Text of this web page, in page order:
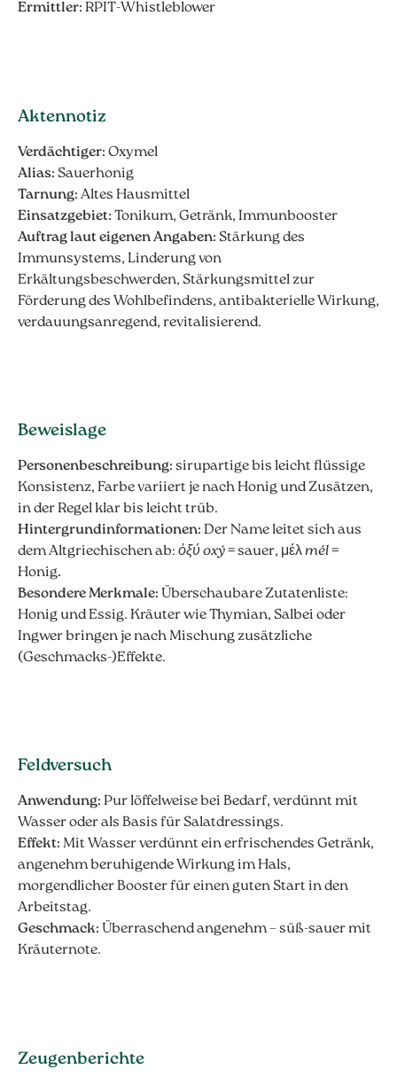
Ermittler: RPIT-Whistleblower
Aktennotiz
Verdächtiger: Oxymel
Alias: Sauerhonig
Tarnung: Altes Hausmittel
Einsatzgebiet: Tonikum, Getränk, Immunbooster
Auftrag laut eigenen Angaben: Stärkung des
Immunsystems, Linderung von
Erkältungsbeschwerden, Stärkungsmittel zur
Förderung des Wohlbefindens, antibakterielle Wirkung,
verdauungsanregend, revitalisierend.
Beweislage
Personenbeschreibung: sirupartige bis leicht flüssige
Konsistenz, Farbe variiert je nach Honig und Zusätzen,
in der Regel klar bis leicht trüb.
Hintergrundinformationen: Der Name leitet sich aus
dem Altgriechischen ab: ὀξύoxý= sauer, μέλmél=
Honig.
Besondere Merkmale: Überschaubare Zutatenliste:
Honig und Essig. Kräuter wie Thymian, Salbei oder
Ingwer bringen je nach Mischung zusätzliche
(Geschmacks-)Effekte.
Feldversuch
Anwendung: Pur löffelweise bei Bedarf, verdünnt mit
Wasser oder als Basis für Salatdressings.
Effekt: Mit Wasser verdünnt ein erfrischendes Getränk,
angenehm beruhigende Wirkung im Hals,
morgendlicher Booster für einen guten Start in den
Arbeitstag.
Geschmack: Überraschend angenehm – süß-sauer mit
Kräuternote.
Zeugenberichte